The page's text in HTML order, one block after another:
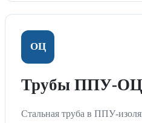
ОЦ
Трубы ППУ-ОЦ
Стальная труба в ППУ-